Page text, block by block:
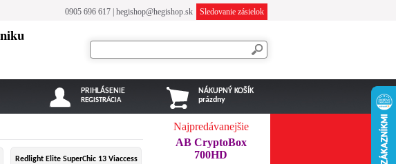
0905 696 617 hegishop@hegishop.sk Sledovanie zásielok
NÁKUPNÝ KOŠÍK
prázdny
PRIHLÁSENIE
REGISTRÁCIA
Redlight Elite SuperChic 13 Viaccess
Najpredávanejšie
AB CryptoBox
700HD